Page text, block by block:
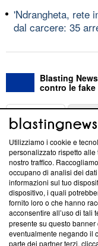
'Ndrangheta, rete
dal carcere: 35
Blasting
contro le fake
ABOUT
Questa sezione offre
News, sui nostri
creare news di
‘Trust Project - News
ancora membro del
parte; Trust Project
conformità agli
Utilizziamo i cookie e
personalizzato rispetto
nostro traffico.
occupano di analisi dei
informazioni sul tuo
dispositivo, i quali
fornito loro o che hanno
acconsentire all’uso di tali
presente su questo
eventualmente negando il
parte dei partner terzi,